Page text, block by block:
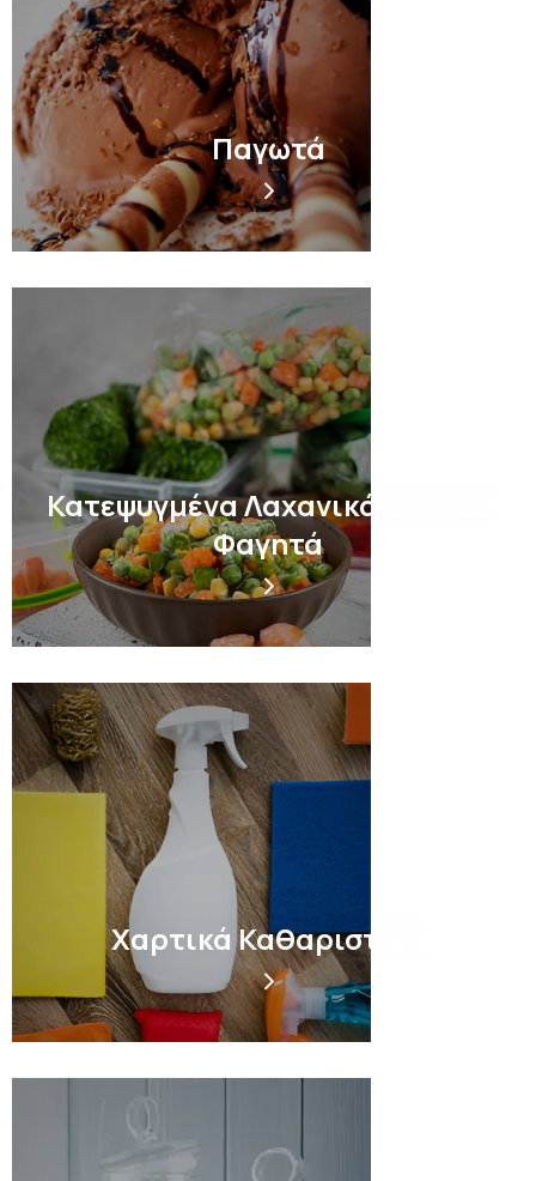
Παγωτά
Κατεψυγμένα Λαχανικά/Ετοιμα
Φαγητά
Χαρτικά Καθαριστικά